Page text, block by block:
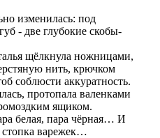
изменилась: под
- две глубокие скобы-
щёлкнула ножницами,
нить, крючком
соблюсти аккуратность.
протопала валенками
ящиком.
белая, пара чёрная… И
варежек…